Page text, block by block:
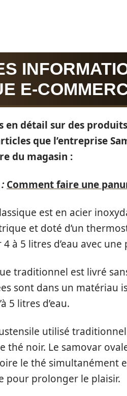
E-
en détail sur des
que l’entreprise
du magasin :
Comment faire une
est en acier
et doté d’un
à 5 litres d’eau avec une
traditionnel est livré
sont dans un matériau
5 litres d’eau.
utilisé
thé noir. Le samovar
le thé simultanément
pour prolonger le plaisir.